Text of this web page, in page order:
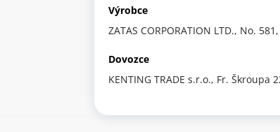
Výrobce
ZATAS CORPORATION LTD., No.
Dovozce
KENTING TRADE s.r.o., Fr.